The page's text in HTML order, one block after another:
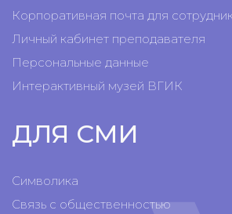
Корпоративная почта для
Личный кабинет преподавателя
Персональные данные
Интерактивный музей ВГИК
ДЛЯ СМИ
Символика
Связь с общественностью